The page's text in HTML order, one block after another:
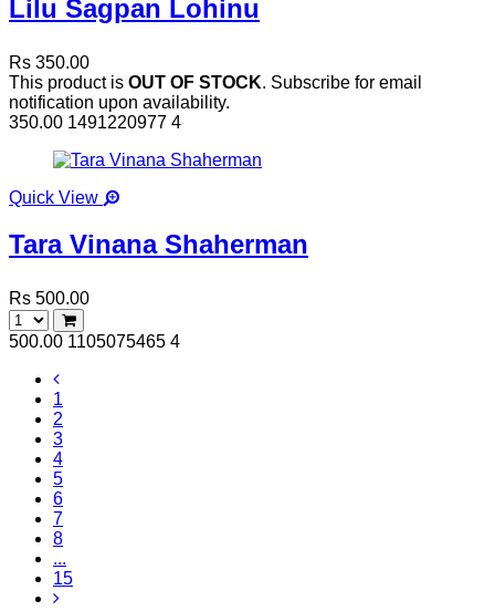
Lilu Sagpan Lohinu
Rs 350.00
This product is OUT OF STOCK. Subscribe for email
notification upon availability.
350.00 1491220977 4
Quick View
Tara Vinana Shaherman
Rs 500.00
500.00 1105075465 4
1
2
3
4
5
6
7
8
...
15